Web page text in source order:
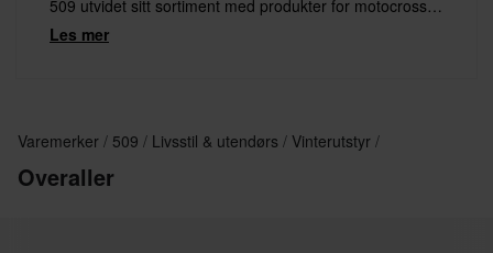
509 utvidet sitt sortiment med produkter for motocross
og andre actionsporter. 509 lager kule snøscooterbriller,
Les mer
Varemerker 509 Livsstil & utendørs Vinterutstyr
Overaller